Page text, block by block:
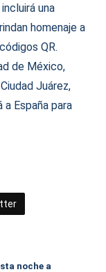
una
homenaje a
QR.
de México,
Juárez,
España para
noche a